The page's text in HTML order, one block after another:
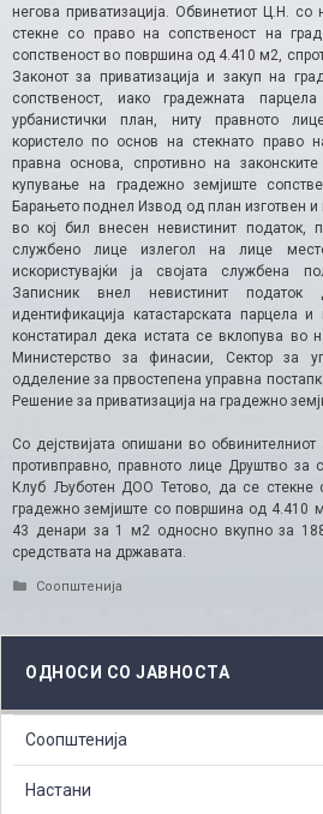
негова приватизација. Обвинетиот Ц.Н.
стекне со право на сопственост на
сопственост во површина од 4.410 м2,
Законот за приватизација и закуп на
сопственост, иако градежната
урбанистички план, ниту правното
користело по основ на стекнато право
правна основа, спротивно на
купување на градежно земјиште
Барањето поднел Извод од план изготвен
во кој бил внесен невистинит податок,
службено лице излегол на лице
искористувајќи ја својата службена
Записник внел невистинит
идентификација катастарската
констатирал дека истата се вклопува во
Министерство за финасии, Сектор за
одделение за првостепена управна
Решение за приватизација на градежно
Со дејствијата опишани во
противправно, правното лице Друштво за
Клуб Љуботен ДОО Тетово, да се стекне
градежно земјиште со површина од 4.410
43 денари за 1 м2 односно вкупно за
средствата на државата.​
Categories
Соопштенија
ОДНОСИ СО ЈАВНОСТА
Соопштенија
Настани